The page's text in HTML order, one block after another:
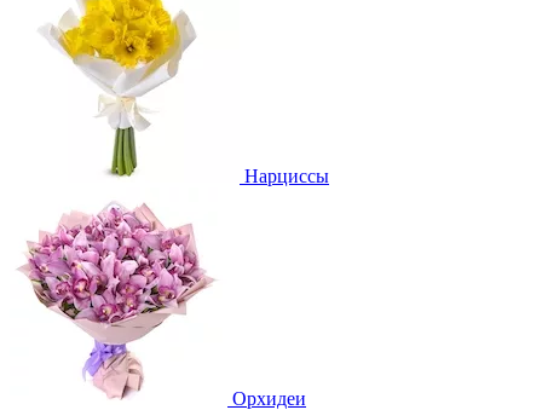
Нарциссы
Орхидеи